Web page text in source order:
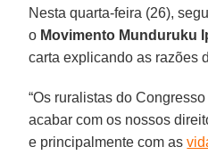
Nesta quarta-feira (26),
o Movimento Munduruku
carta explicando as razões
“Os ruralistas do
acabar com os nossos
e principalmente com as